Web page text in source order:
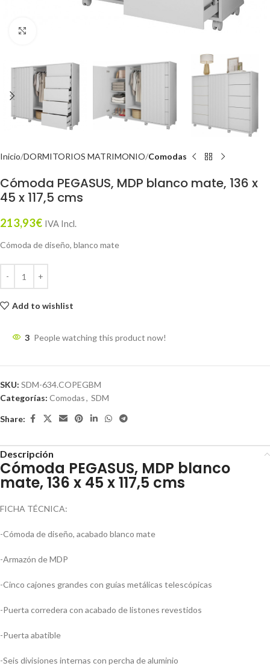
Inicio DORMITORIOS MATRIMONIO Comodas
Cómoda PEGASUS, MDP blanco mate, 136 x
45 x 117,5 cms
213,93€ IVA Incl.
Cómoda de diseño, blanco mate
Add to wishlist
3 People watching this product now!
SKU: SDM-634.COPEGBM
Categorías: Comodas, SDM
Share:
Descripción
Cómoda PEGASUS, MDP blanco
mate, 136 x 45 x 117,5 cms
FICHA TÉCNICA:
-Cómoda de diseño, acabado blanco mate
-Armazón de MDP
-Cinco cajones grandes con guías metálicas telescópicas
-Puerta corredera con acabado de listones revestidos
-Puerta abatible
-Seis divisiones internas con percha de aluminio